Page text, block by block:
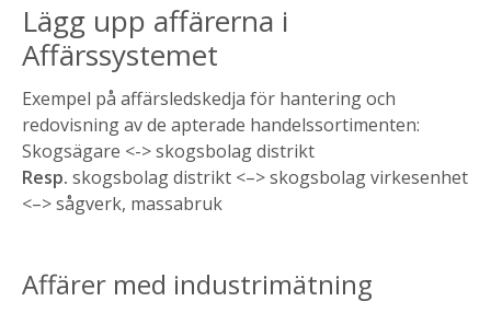
Lägg upp affärerna i
Affärssystemet
Exempel på affärsledskedja för hantering och
redovisning av de apterade handelssortimenten:
Skogsägare <-> skogsbolag distrikt
Resp. skogsbolag distrikt <–> skogsbolag virkesenhet
<–> sågverk, massabruk
Affärer med industrimätning